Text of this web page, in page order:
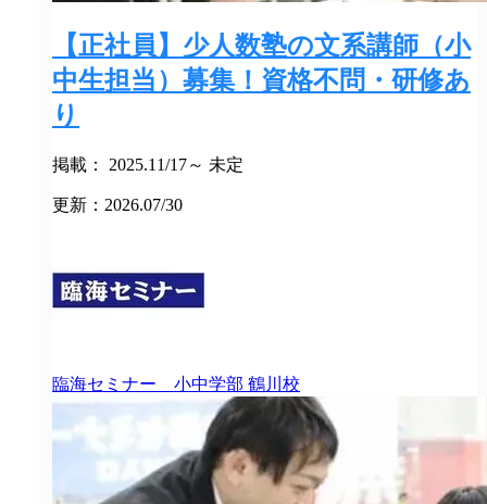
【正社員】少人数塾の文系講師（小
中生担当）募集！資格不問・研修あ
り
掲載： 2025.11/17～ 未定
更新：2026.07/30
臨海セミナー 小中学部 鶴川校